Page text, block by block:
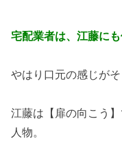
宅配業者は、江藤に
やはり口元の感じがそ
江藤は【扉の向こう
人物。